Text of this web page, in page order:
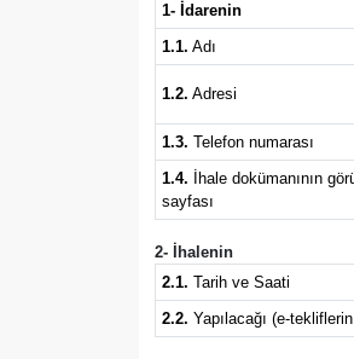
1- İdarenin
1.1. Adı
1.2. Adresi
1.3. Telefon numarası
1.4. İhale dokümanının
sayfası
2- İhalenin
2.1. Tarih ve Saati
2.2. Yapılacağı (e-
Resmi İlan
Resmi Reklam